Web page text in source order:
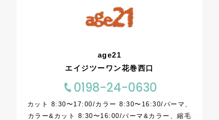
age21
エイジツーワン花巻西口
0198-24-0630
カット 8:30〜17:00/カラー 8:30〜16:30/パーマ、
カラー&カット 8:30〜16:00/パーマ&カラー、縮毛